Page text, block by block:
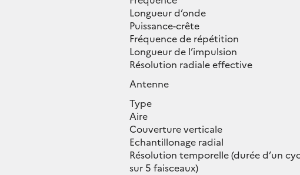
Longueur d’onde
Puissance-crête
Fréquence de répétition
Longueur de l’impulsion
Résolution radiale effective
Antenne
Type
Aire
Couverture verticale
Echantillonage radial
Résolution temporelle (durée d’un
sur 5 faisceaux)